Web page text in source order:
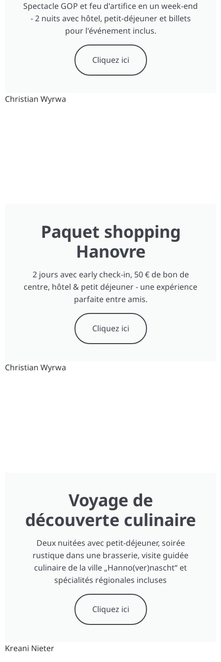
Spectacle GOP et feu d'artifice en un week-end
- 2 nuits avec hôtel, petit-déjeuner et billets
pour l'événement inclus.
Cliquez ici
Christian Wyrwa
Paquet shopping
Hanovre
2 jours avec early check-in, 50 € de bon de
centre, hôtel & petit déjeuner - une expérience
parfaite entre amis.
Cliquez ici
Christian Wyrwa
Voyage de
découverte culinaire
Deux nuitées avec petit-déjeuner, soirée
rustique dans une brasserie, visite guidée
culinaire de la ville „Hanno(ver)nascht“ et
spécialités régionales incluses
Cliquez ici
Kreani Nieter